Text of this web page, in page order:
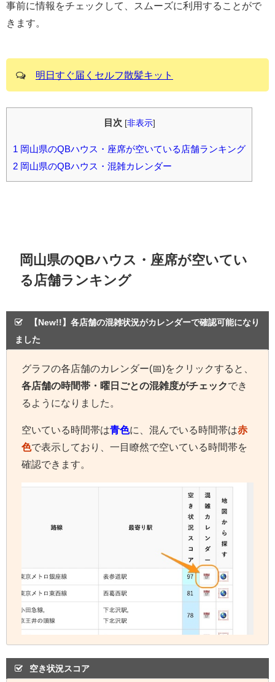
事前に情報をチェックして、スムーズに利用することがで
きます。
明日すぐ届くセルフ散髪キット
目次 [非表示]
1 岡山県のQBハウス・座席が空いている店舗ランキング
2 岡山県のQBハウス・混雑カレンダー
岡山県のQBハウス・座席が空いてい
る店舗ランキング
【New!!】各店舗の混雑状況がカレンダーで確認可能になり
ました
グラフの各店舗のカレンダー(📅)をクリックすると、
各店舗の時間帯・曜日ごとの混雑度がチェックでき
るようになりました。
空いている時間帯は青色に、混んでいる時間帯は赤
色で表示しており、一目瞭然で空いている時間帯を
確認できます。
空き状況スコア